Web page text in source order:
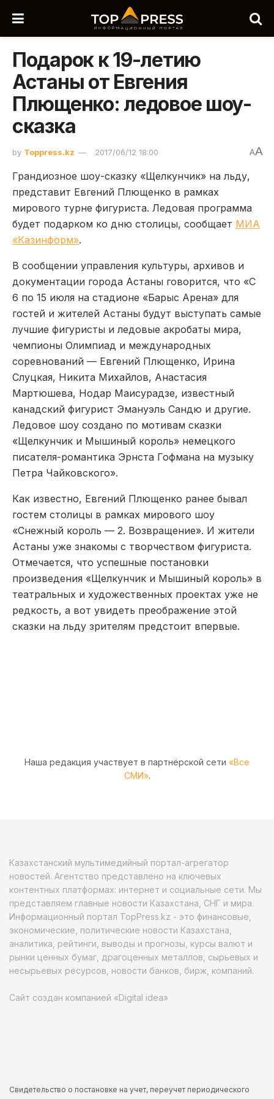
Подарок к 19-летию
Астаны от Евгения
Плющенко: ледовое шоу-
сказка
by Toppress.kz 2017/06/12 18:00 AA
Грандиозное шоу-сказку «Щелкунчик» на льду,
представит Евгений Плющенко в рамках
мирового турне фигуриста. Ледовая программа
будет подарком ко дню столицы, сообщает МИА
«Казинформ».
В сообщении управления культуры, архивов и
документации города Астаны говорится, что «С
6 по 15 июля на стадионе «Барыс Арена» для
гостей и жителей Астаны будут выступать самые
лучшие фигуристы и ледовые акробаты мира,
чемпионы Олимпиад и международных
соревнований — Евгений Плющенко, Ирина
Слуцкая, Никита Михайлов, Анастасия
Мартюшева, Нодар Маисурадзе, известный
канадский фигурист Эмануэль Сандю и другие.
Ледовое шоу создано по мотивам сказки
«Щелкунчик и Мышиный король» немецкого
писателя-романтика Эрнста Гофмана на музыку
Петра Чайковского».
Как известно, Евгений Плющенко ранее бывал
гостем столицы в рамках мирового шоу
«Снежный король — 2. Возвращение». И жители
Астаны уже знакомы с творчеством фигуриста.
Отмечается, что успешные постановки
произведения «Щелкунчик и Мышиный король» в
театральных и художественных проектах уже не
редкость, а вот увидеть преображение этой
сказки на льду зрителям предстоит впервые.
Наша редакция участвует в партнёрской сети «Все
СМИ».
Казахстанский мультимедийный портал-агрегатор
новостей. Агентство представлено на ключевых
контентных платформах: интернет и социальные сети. Мы
представляем главные новости Казахстана, СНГ и мира.
Информационный портал TopPress.kz - это финансовые,
экономические, политические новости Казахстана,
аналитика, рейтинги, выводы и прогнозы, курсы валют и
рынки ценных бумаг, драгоценных металлов, сырьевых и
несырьевых ресурсов, новости банков, бирж, компаний.
Сайт создан компанией «Digital idea»
Свидетельство о постановке на учет, переучет периодического